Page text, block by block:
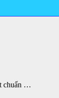
chuẩn …